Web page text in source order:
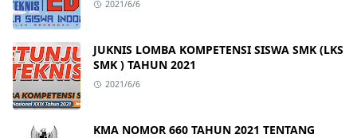
2021/6/6
JUKNIS LOMBA KOMPETENSI SISWA SMK (LKS
SMK ) TAHUN 2021
2021/6/6
KMA NOMOR 660 TAHUN 2021 TENTANG